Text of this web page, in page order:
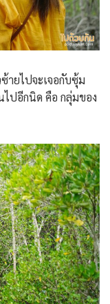
ายไปจะเจอกับซุ้ม
ไปอีกนิด คือ กลุ่มของ